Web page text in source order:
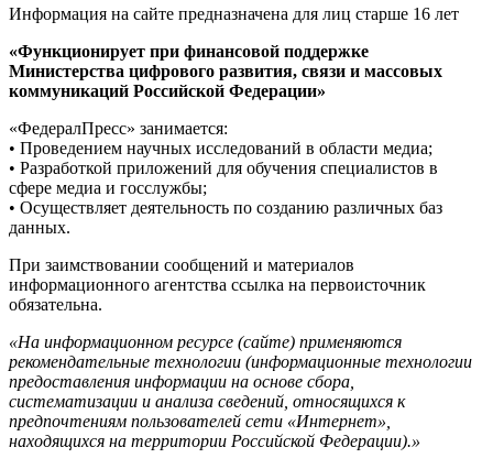
Информация на сайте предназначена для лиц старше 16 лет
«Функционирует при финансовой поддержке
Министерства цифрового развития, связи и массовых
коммуникаций Российской Федерации»
«ФедералПресс» занимается:
• Проведением научных исследований в области медиа;
• Разработкой приложений для обучения специалистов в
сфере медиа и госслужбы;
• Осуществляет деятельность по созданию различных баз
данных.
При заимствовании сообщений и материалов
информационного агентства ссылка на первоисточник
обязательна.
«На информационном ресурсе (сайте) применяются
рекомендательные технологии (информационные технологии
предоставления информации на основе сбора,
систематизации и анализа сведений, относящихся к
предпочтениям пользователей сети «Интернет»,
находящихся на территории Российской Федерации).»